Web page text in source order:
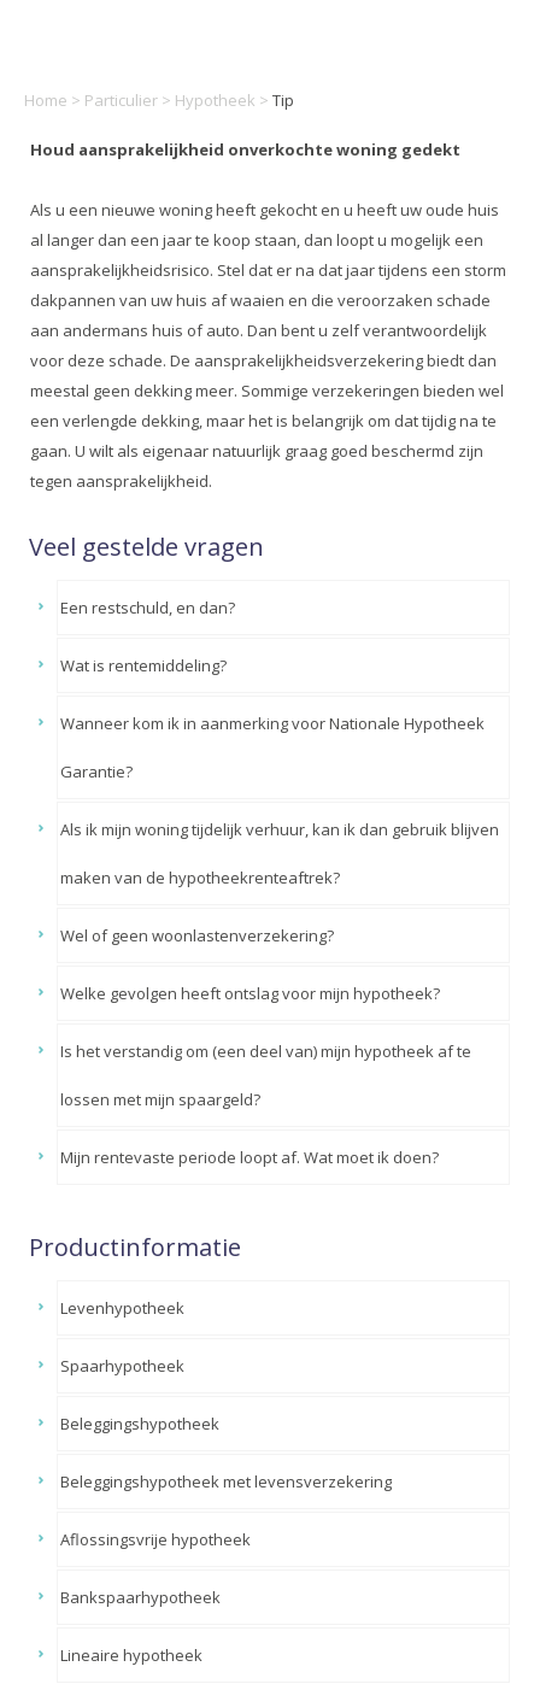
Home > Particulier > Hypotheek > Tip
Houd aansprakelijkheid onverkochte woning gedekt
Als u een nieuwe woning heeft gekocht en u heeft uw oude huis
al langer dan een jaar te koop staan, dan loopt u mogelijk een
aansprakelijkheidsrisico. Stel dat er na dat jaar tijdens een storm
dakpannen van uw huis af waaien en die veroorzaken schade
aan andermans huis of auto. Dan bent u zelf verantwoordelijk
voor deze schade. De aansprakelijkheidsverzekering biedt dan
meestal geen dekking meer. Sommige verzekeringen bieden wel
een verlengde dekking, maar het is belangrijk om dat tijdig na te
gaan. U wilt als eigenaar natuurlijk graag goed beschermd zijn
tegen aansprakelijkheid.
Veel gestelde vragen
Een restschuld, en dan?
Wat is rentemiddeling?
Wanneer kom ik in aanmerking voor Nationale Hypotheek
Garantie?
Als ik mijn woning tijdelijk verhuur, kan ik dan gebruik blijven
maken van de hypotheekrenteaftrek?
Wel of geen woonlastenverzekering?
Welke gevolgen heeft ontslag voor mijn hypotheek?
Is het verstandig om (een deel van) mijn hypotheek af te
lossen met mijn spaargeld?
Mijn rentevaste periode loopt af. Wat moet ik doen?
Productinformatie
Levenhypotheek
Spaarhypotheek
Beleggingshypotheek
Beleggingshypotheek met levensverzekering
Aflossingsvrije hypotheek
Bankspaarhypotheek
Lineaire hypotheek